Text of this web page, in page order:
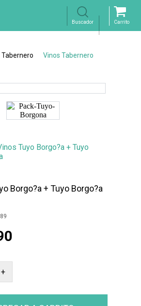
Tabernero Vinos Tabernero
Tuyo Borgo?a + Tuyo
Borgo?a + Tuyo Borgo?a
+